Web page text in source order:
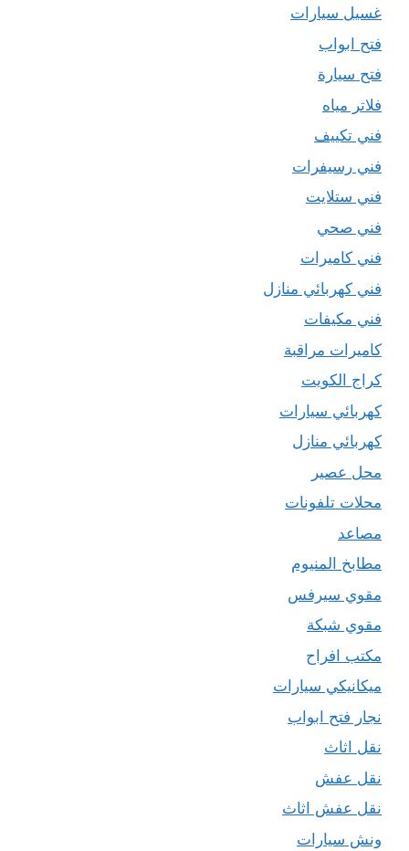
غسيل سيارات
فتح ابواب
فتح سيارة
فلاتر مياه
فني تكييف
فني رسيفرات
فني ستلايت
فني صحي
فني كاميرات
فني كهربائي منازل
فني مكيفات
كاميرات مراقبة
كراج الكويت
كهربائي سيارات
كهربائي منازل
محل عصير
محلات تلفونات
مصاعد
مطابخ المنيوم
مقوي سيرفس
مقوي شبكة
مكتب افراح
ميكانيكي سيارات
نجار فتح ابواب
نقل اثاث
نقل عفش
نقل عفش اثاث
ونش سيارات